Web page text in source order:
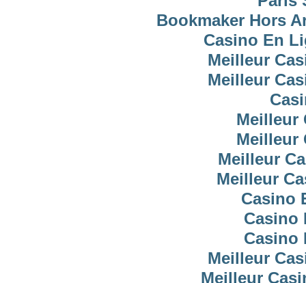
Bookmaker Hors
Casino En
Meilleur
Meilleur
Meilleur
Meilleur
Meilleur
Meilleur
Casino
Casino
Casino
Meilleur
Meilleur